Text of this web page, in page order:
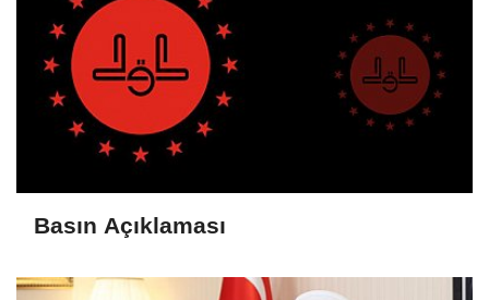
Basın Açıklaması